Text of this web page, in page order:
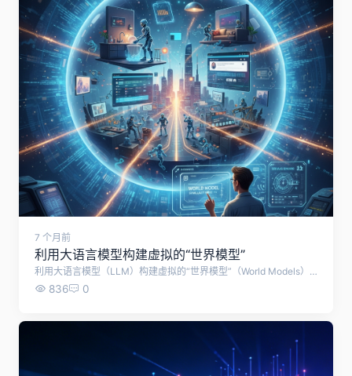
7 个月前
利用大语言模型构建虚拟的“世界模型”
利用大语言模型（LLM）构建虚拟的“世界模型”（World Models），以此作为 KI 智能体（AI Agents）积累经验和训练的场所。 核心概念：让 LLM 成为 AI 的“模拟练习场” 目前，开发能在现实世界执行复杂任务的 AI 智能体（如机器人、自动化软件助手）面临一个巨大挑战：获取实际操作经验的成本极高且充满风险。 如果让机器人在物理世界中通过“试错”来学习，不仅效率低下，还可能造成硬件损毁。 研究人员提出的新思路是：利用已经掌握了海量人类知识的大语言模型（LLM），由它们通过文字或代码生成一个模拟的“世界模型”。 1. 什么是“世界模型”？ 世界模型是一种模拟器，它能预测特定行为可能产生的结果。 传统方式： 需要开发者手动编写复杂的代码来定义物理法则和环境规则。 LLM 驱动方式： 预训练的大模型（如 GPT-4 或 Claude）已经具备了关于世界运行逻辑的知识（例如：知道“推倒杯子水会洒”）。研究人员可以利用 LLM 自动生成这些模拟环境的逻辑。 2. 研究的具体内容 来自上海交通大学、微软研究院、普林斯顿大学和爱丁堡大学的国际研究团队对此进行了深入研究。他们测试了 LLM 在不同环境下充当模拟器的能力： 家庭模拟（Household Simulations）： 模拟洗碗、整理房间等日常任务。 电子商务网站（E-Commerce）： 模拟购物行为、库存管理等逻辑。 3. 关键发现： 强结构化环境表现更佳： 在规则清晰、逻辑严密的场景（如简单的文本游戏或特定流程）中，LLM 驱动的模拟效果非常好。 开放世界的局限性： 对于像社交媒体或复杂的购物网站这类高度开放的环境，LLM 仍需要更多的训练数据和更大的模型参数才能实现高质量的模拟。 真实观察的修正： 实验显示，如果在 LLM 模拟器中加入少量来自现实世界的真实观察数据，模拟的质量会显著提升。 对 AI 行业的意义 加速 AI 智能体进化： 这种方法让 AI 智能体可以在几秒钟内完成数千次的虚拟实验，极大加快了学习速度。 降低训练门槛： 开发者不再需要搭建昂贵的物理实验室，只需要调用 LLM 接口就能创建一个“训练场”。 2026 年的趋势： 这预示着 2026 年及以后，“自主智能体”将成为 AI 发展的核心，而这种“基于模拟的学习”将是通往通用人工智能（AGI）的关键一步。 总结 该研究证明，LLM 不仅仅是聊天机器人，它们可以演变成复杂的“数字世界创造者”。在这个虚拟世界里，新一代的 AI 智能体可以安全、低成本地反复磨练技能，最终再将学到的能力应用到现实生活和工作中。 （ 根据海外媒体编译 ）
836 0